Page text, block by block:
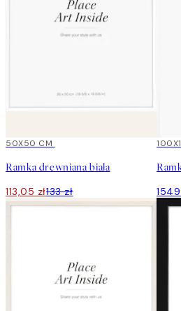
15%*
50X50 CM
Ramka drewniana biała
113,05 zł133 zł 1549